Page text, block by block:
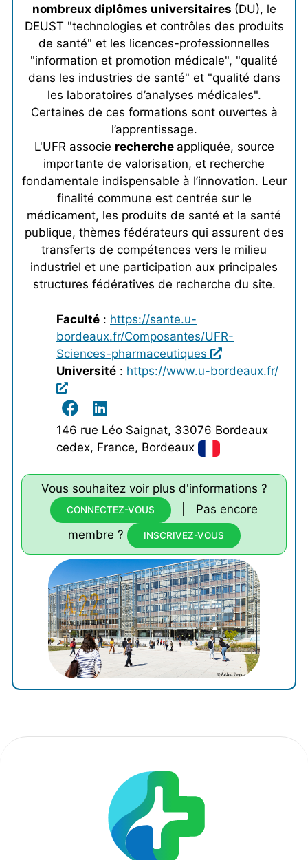
nombreux diplômes universitaires (DU), le
DEUST "technologies et contrôles des produits
de santé" et les licences-professionnelles
"information et promotion médicale", "qualité
dans les industries de santé" et "qualité dans
les laboratoires d’analyses médicales".
Certaines de ces formations sont ouvertes à
l’apprentissage.
L'UFR associe recherche appliquée, source
importante de valorisation, et recherche
fondamentale indispensable à l’innovation. Leur
finalité commune est centrée sur le
médicament, les produits de santé et la santé
publique, thèmes fédérateurs qui assurent des
transferts de compétences vers le milieu
industriel et une participation aux principales
structures fédératives de recherche du site.
Faculté : https://sante.u-
bordeaux.fr/Composantes/UFR-
Sciences-pharmaceutiques
Université : https://www.u-bordeaux.fr/
146 rue Léo Saignat, 33076 Bordeaux
cedex, France, Bordeaux
Vous souhaitez voir plus d'informations ?
CONNECTEZ-VOUS
| Pas encore
membre ?
INSCRIVEZ-VOUS